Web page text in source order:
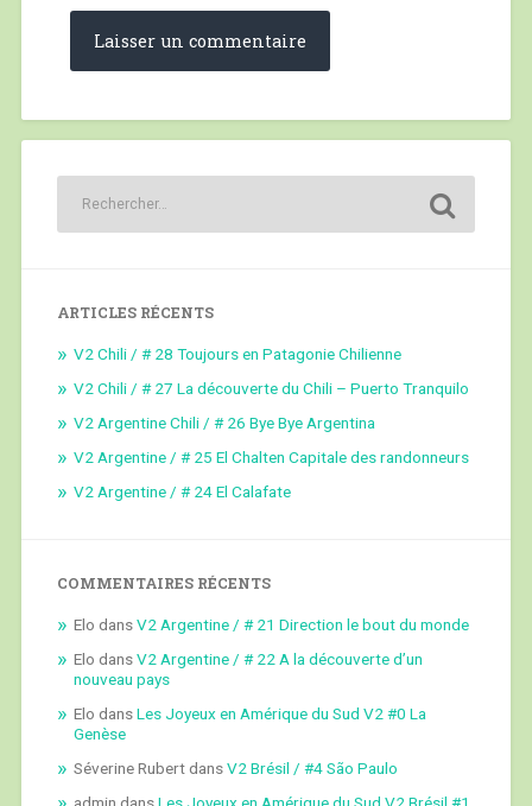
ARTICLES RÉCENTS
V2 Chili / # 28 Toujours en Patagonie Chilienne
V2 Chili / # 27 La découverte du Chili – Puerto Tranquilo
V2 Argentine Chili / # 26 Bye Bye Argentina
V2 Argentine / # 25 El Chalten Capitale des randonneurs
V2 Argentine / # 24 El Calafate
COMMENTAIRES RÉCENTS
Elo dansV2 Argentine / # 21 Direction le bout du monde
Elo dansV2 Argentine / # 22 A la découverte d’un
nouveau pays
Elo dansLes Joyeux en Amérique du Sud V2 #0 La
Genèse
Séverine RubertdansV2 Brésil / #4 São Paulo
admin dansLes Joyeux en Amérique du Sud V2 Brésil #1